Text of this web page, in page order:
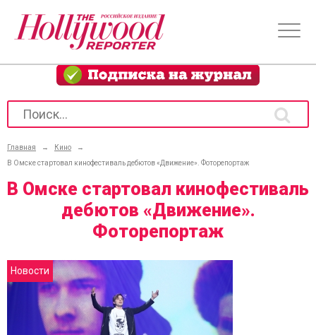
Главная → Кино
→
В Омске стартовал кинофестиваль дебютов «Движение». Фоторепортаж
В Омске стартовал кинофестиваль
дебютов «Движение».
Фоторепортаж
Новости